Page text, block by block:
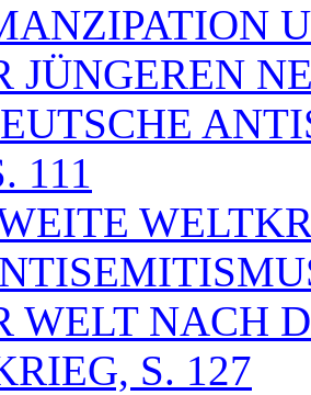
JÜNGEREN
111
WELT NACH
S. 127